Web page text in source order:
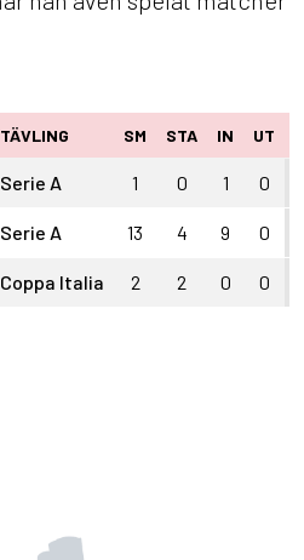
TÄVLING SM STA IN UT
Serie A 1 0 1 0
Serie A 13 4 9 0
Coppa Italia 2 2 0 0